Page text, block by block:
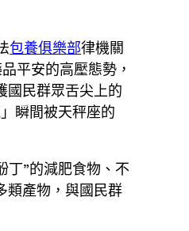
包養俱樂部律機關
平安的高壓態勢，
國民群眾舌尖上的
瞬間被天秤座的
丁”的減肥食物、不
類產物，與國民群